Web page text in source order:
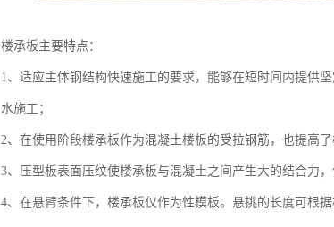
楼承板主要特点：
1、适应主体钢结构快速施工的要求，能够在短时间内提供
水施工；
2、在使用阶段楼承板作为混凝土楼板的受拉钢筋，也提高
3、压型板表面压纹使楼承板与混凝土之间产生大的结合力
4、在悬臂条件下，楼承板仅作为性模板。悬挑的长度可根